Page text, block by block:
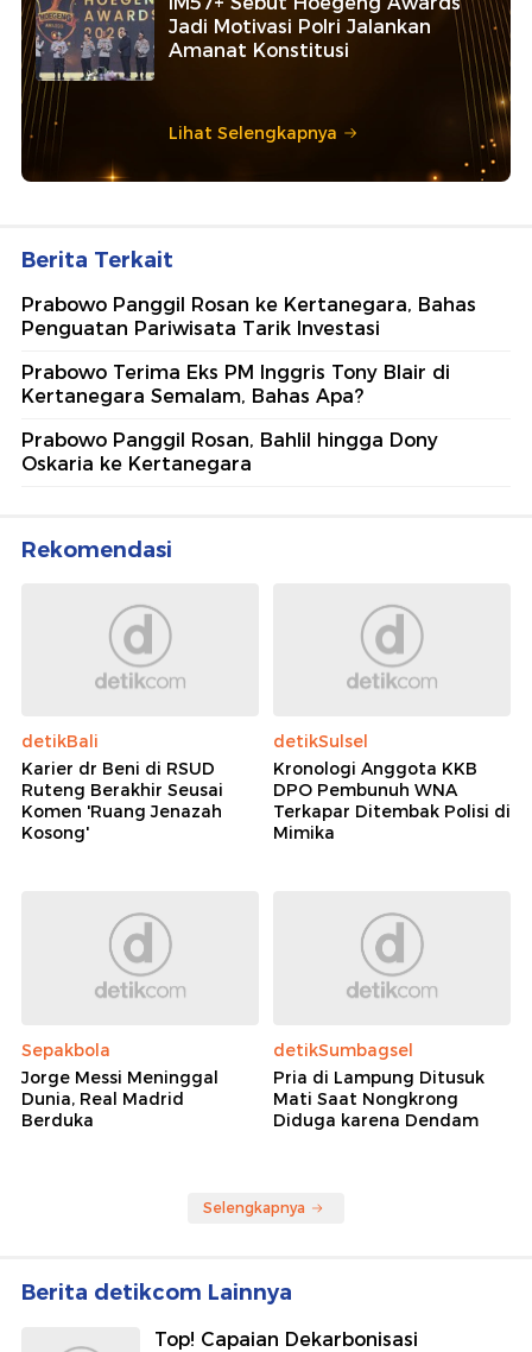
Jadi Motivasi Polri Jalankan
Amanat Konstitusi
Lihat Selengkapnya
Berita Terkait
Prabowo Panggil Rosan ke Kertanegara, Bahas
Penguatan Pariwisata Tarik Investasi
Prabowo Terima Eks PM Inggris Tony Blair di
Kertanegara Semalam, Bahas Apa?
Prabowo Panggil Rosan, Bahlil hingga Dony
Oskaria ke Kertanegara
Rekomendasi
detikBali
Karier dr Beni di RSUD
Ruteng Berakhir Seusai
Komen 'Ruang Jenazah
Kosong'
detikSulsel
Kronologi Anggota KKB
DPO Pembunuh WNA
Terkapar Ditembak Polisi di
Mimika
Sepakbola
Jorge Messi Meninggal
Dunia, Real Madrid
Berduka
detikSumbagsel
Pria di Lampung Ditusuk
Mati Saat Nongkrong
Diduga karena Dendam
Selengkapnya
Berita detikcom Lainnya
Top! Capaian Dekarbonisasi